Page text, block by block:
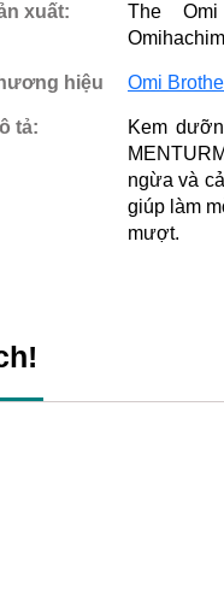
xuất:
The Omi
hiệu Omi
tả:
Kem
ngừa và
giúp làm
mượt.